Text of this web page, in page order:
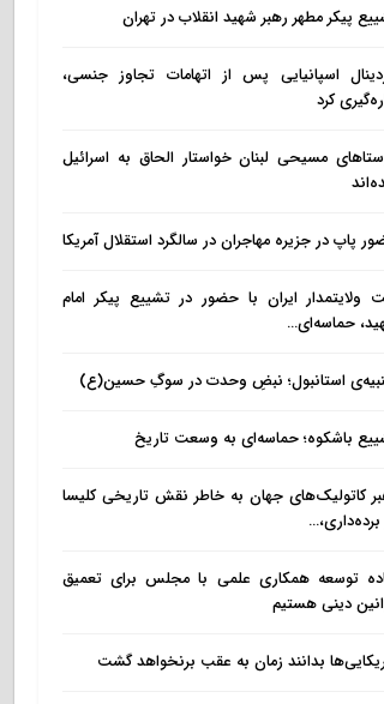
پیکر مطهر رهبر شهید انقلاب در تهران
اسپانیایی پس از اتهامات تجاوز جنسی،
کرد
مسیحی لبنان خواستار الحاق به اسرائیل
پاپ در جزیره مهاجران در سالگرد استقلال آمریکا
ولایتمدار ایران با حضور در تشییع پیکر امام
حماسه‌ای…
استانبول؛ نبضِ وحدت در سوگِ حسین(ع)
باشکوه؛ حماسه‌ای به وسعت تاریخ
کاتولیک‌های جهان به خاطر نقش تاریخی کلیسا
توسعه همکاری علمی با مجلس برای تعمیق
دینی هستیم
بدانند زمان به عقب برنخواهد گشت